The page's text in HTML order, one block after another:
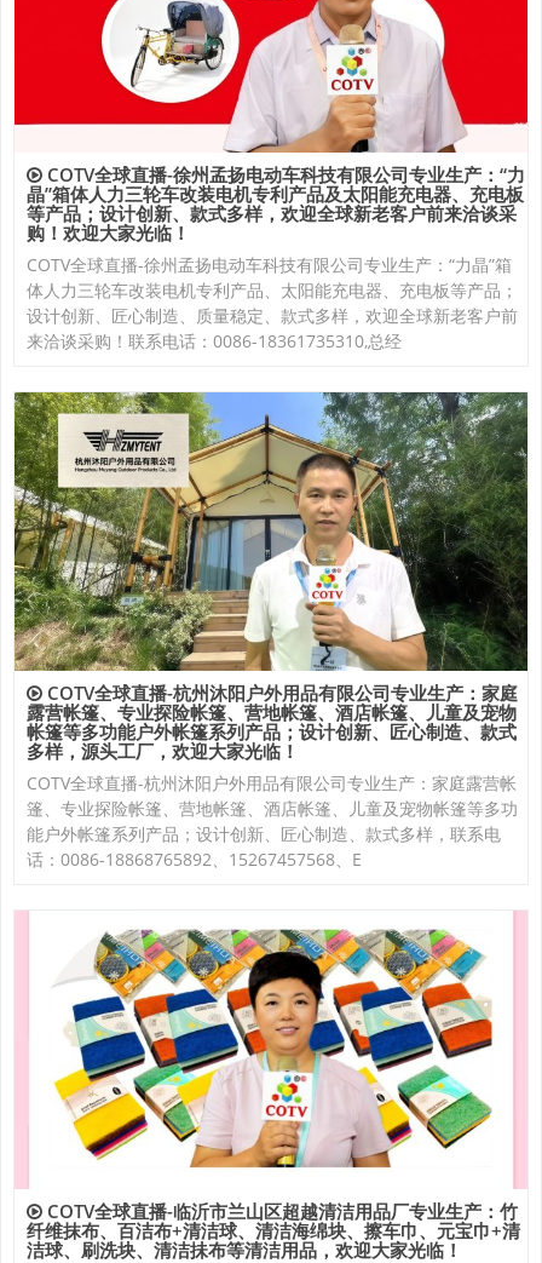
COTV全球直播-徐州孟扬电动车科技有限公司专业生产：“力
晶”箱体人力三轮车改装电机专利产品及太阳能充电器、充电板
等产品；设计创新、款式多样，欢迎全球新老客户前来洽谈采
购！欢迎大家光临！
COTV全球直播-徐州孟扬电动车科技有限公司专业生产：“力晶”箱
体人力三轮车改装电机专利产品、太阳能充电器、充电板等产品；
设计创新、匠心制造、质量稳定、款式多样，欢迎全球新老客户前
来洽谈采购！联系电话：0086-18361735310,总经
COTV全球直播-杭州沐阳户外用品有限公司专业生产：家庭
露营帐篷、专业探险帐篷、营地帐篷、酒店帐篷、儿童及宠物
帐篷等多功能户外帐篷系列产品；设计创新、匠心制造、款式
多样，源头工厂，欢迎大家光临！
COTV全球直播-杭州沐阳户外用品有限公司专业生产：家庭露营帐
篷、专业探险帐篷、营地帐篷、酒店帐篷、儿童及宠物帐篷等多功
能户外帐篷系列产品；设计创新、匠心制造、款式多样，联系电
话：0086-18868765892、15267457568、E
COTV全球直播-临沂市兰山区超越清洁用品厂专业生产：竹
纤维抹布、百洁布+清洁球、清洁海绵块、擦车巾、元宝巾+清
洁球、刷洗块、清洁抺布等清洁用品，欢迎大家光临！